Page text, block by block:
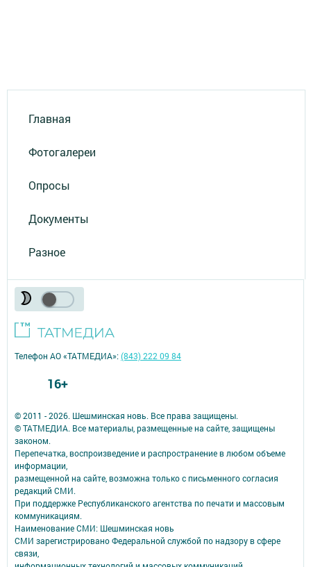
Главная
Фотогалереи
Опросы
Документы
Разное
© 2011 - 2026. Шешминская новь. Все права защищены.
© ТАТМЕДИА. Все материалы, размещенные на сайте, защищены
законом.
Перепечатка, воспроизведение и распространение в любом объеме
информации,
размещенной на сайте, возможна только с письменного согласия
редакций СМИ.
При поддержке Республиканского агентства по печати и массовым
коммуникациям.
Наименование СМИ: Шешминская новь
СМИ зарегистрировано Федеральной службой по надзору в сфере
связи,
Телефон АО «ТАТМЕДИА»:(843) 222 09 84
16+